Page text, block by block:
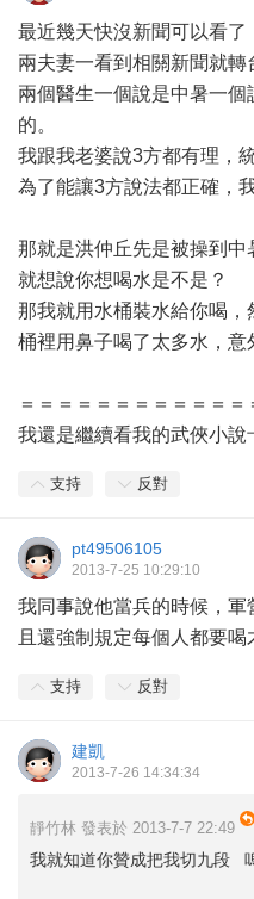
最近幾天快沒新聞可以看了
兩夫妻一看到相關新聞就轉
兩個醫生一個說是中暑一
的。
我跟我老婆說3方都有理，
為了能讓3方說法都正確，
那就是洪仲丘先是被操到
就想說你想喝水是不是？
那我就用水桶裝水給你喝
桶裡用鼻子喝了太多水，意
＝＝＝＝＝＝＝＝＝＝＝＝
我還是繼續看我的武俠小說
支持 反對
pt49506105
2013-7-25 10:29:10
我同事說他當兵的時候，
且還強制規定每個人都要喝
支持 反對
建凱
2013-7-26 14:34:34
靜竹林 發表於 2013-7-7 22:49
我就知道你贊成把我切九段